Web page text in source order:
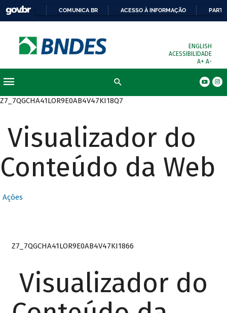
COMUNICA BR ACESSO À INFORMAÇÃO
ENGLISH
ACESSIBILIDADE
A+ A-
Z7_7QGCHA41LOR9E0AB4V47KI18Q7
Visualizador do
Conteúdo da Web
Ações
Z7_7QGCHA41LOR9E0AB4V47KI1866
Visualizador do